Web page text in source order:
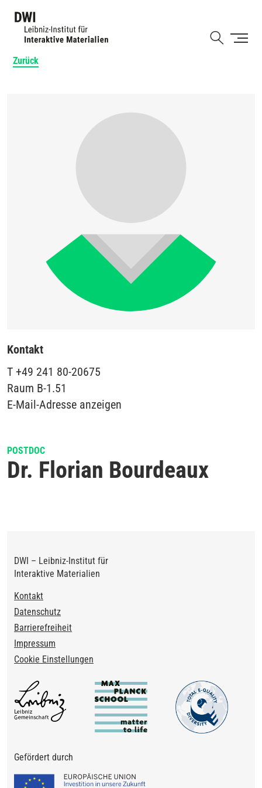
Zurück
Kontakt
T +49 241 80-20675
Raum B-1.51
E-Mail-Adresse anzeigen
POSTDOC
Dr. Florian Bourdeaux
DWI – Leibniz-Institut für
Interaktive Materialien
Footer
Kontakt
Datenschutz
Barrierefreiheit
Impressum
Cookie Einstellungen
Gefördert durch